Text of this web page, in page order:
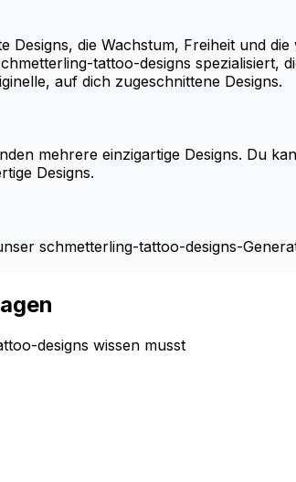
die Wachstum, Freiheit und
tattoo-designs spezialisiert,
auf dich zugeschnittene Designs.
mehrere einzigartige Designs. Du
Designs.
schmetterling-tattoo-designs-
designs wissen musst